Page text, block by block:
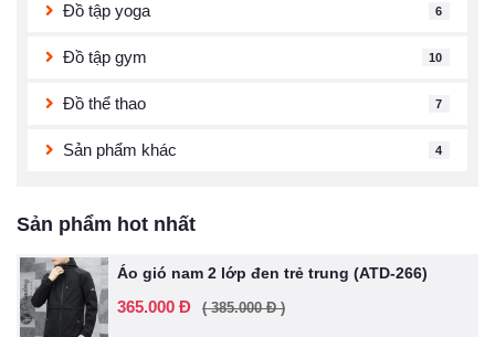
Đồ tập yoga 6
Đồ tập gym 10
Đồ thể thao 7
Sản phẩm khác 4
Sản phẩm hot nhất
Áo gió nam 2 lớp đen trẻ trung (ATD-266)
365.000 Đ ( 385.000 Đ )